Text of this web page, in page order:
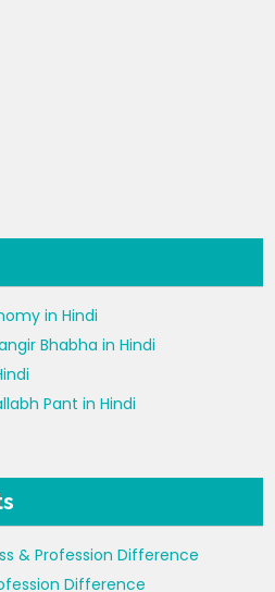
in Hindi
Bhabha in Hindi
Pant in Hindi
& Profession Difference
Difference